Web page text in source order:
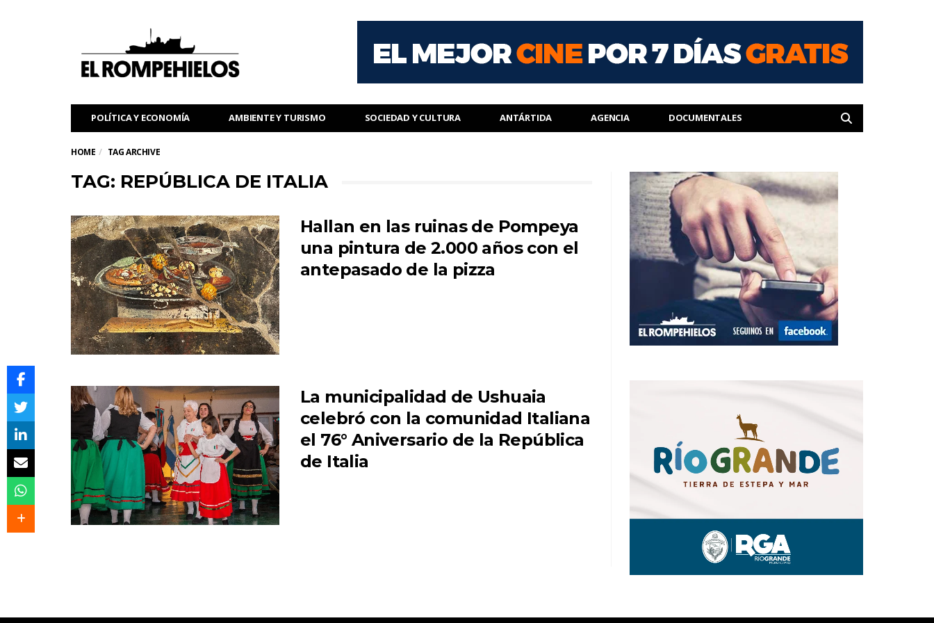
POLÍTICA Y ECONOMÍA AMBIENTE Y TURISMO SOCIEDAD Y CULTURA ANTÁRTIDA AGENCIA DOCUMENTALES
HOME TAG ARCHIVE
TAG: REPÚBLICA DE ITALIA
Hallan en las ruinas de Pompeya
una pintura de 2.000 años con el
antepasado de la pizza
La municipalidad de Ushuaia
celebró con la comunidad Italiana
el 76° Aniversario de la República
de Italia